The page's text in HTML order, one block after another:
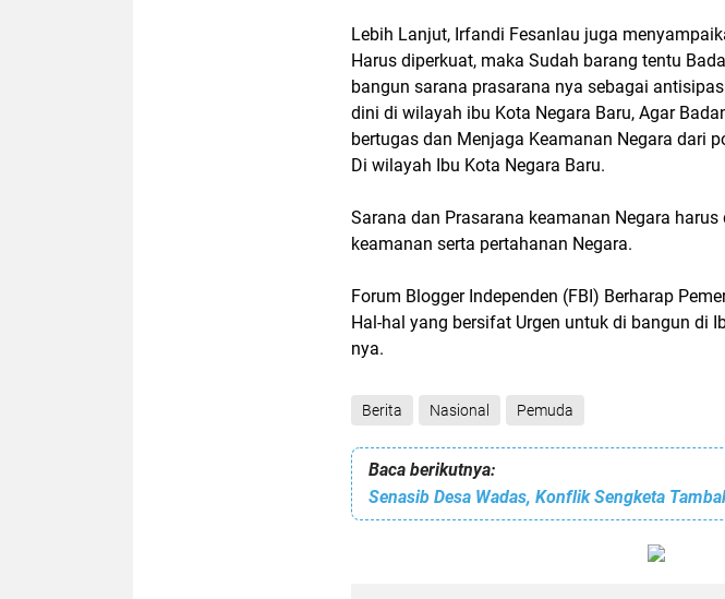
Lebih Lanjut, Irfandi Fesanlau juga
Harus diperkuat, maka Sudah barang tentu
bangun sarana prasarana nya sebagai
dini di wilayah ibu Kota Negara Baru, Agar
bertugas dan Menjaga Keamanan Negara dari
Di wilayah Ibu Kota Negara Baru.
Sarana dan Prasarana keamanan Negara
keamanan serta pertahanan Negara.
Forum Blogger Independen (FBI) Berharap
Hal-hal yang bersifat Urgen untuk di bangun di
nya.
Berita Nasional Pemuda
Baca berikutnya: